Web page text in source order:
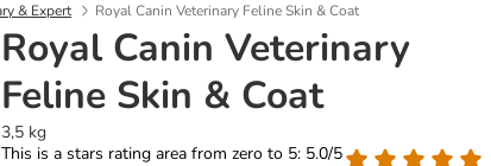
& Expert Royal Canin Veterinary Feline Skin & Coat
Royal Canin Veterinary
Feline Skin & Coat
3,5 kg
This is a stars rating area from zero to 5: 5.0/5